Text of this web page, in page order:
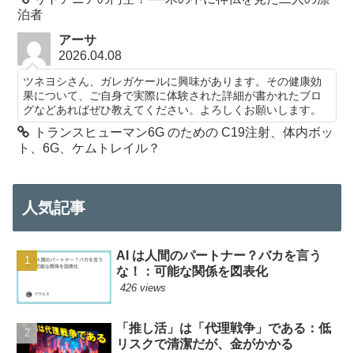
泊者
アーサ
2026.04.08
ツネヨシさん、ガレガケールに興味があります。その健康効
果について、ご自身で実際に体験された詳細が書かれたブロ
グなどあればぜひ教えてください。よろしくお願いします。
トランスヒューマン6G のための C19注射、体内ボッ
ト、6G、ケムトレイル？
人気記事
AI は人間のパートナー？バカを言う
な！：可能な関係を図表化
426 views
「推し活」は「代理戦争」である：低
リスクで清潔だが、金がかかる